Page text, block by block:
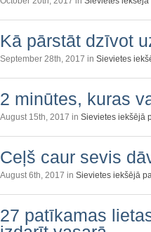
Kā pārstāt dzīvot
September 28th, 2017 in Sievietes
2 minūtes, kuras
August 15th, 2017 in Sievietes iekšējā
Ceļš caur sevis
August 6th, 2017 in Sievietes iekšējā
27 patīkamas